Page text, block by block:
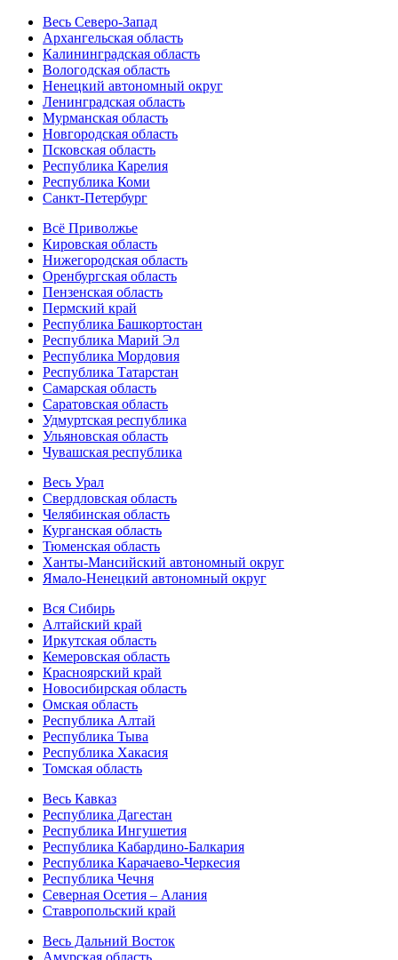
Весь Северо-Запад
Архангельская область
Калининградская область
Вологодская область
Ненецкий автономный округ
Ленинградская область
Мурманская область
Новгородская область
Псковская область
Республика Карелия
Республика Коми
Санкт-Петербург
Всё Приволжье
Кировская область
Нижегородская область
Оренбургская область
Пензенская область
Пермский край
Республика Башкортостан
Республика Марий Эл
Республика Мордовия
Республика Татарстан
Самарская область
Саратовская область
Удмуртская республика
Ульяновская область
Чувашская республика
Весь Урал
Свердловская область
Челябинская область
Курганская область
Тюменская область
Ханты-Мансийский автономный округ
Ямало-Ненецкий автономный округ
Вся Сибирь
Алтайский край
Иркутская область
Кемеровская область
Красноярский край
Новосибирская область
Омская область
Республика Алтай
Республика Тыва
Республика Хакасия
Томская область
Весь Кавказ
Республика Дагестан
Республика Ингушетия
Республика Кабардино-Балкария
Республика Карачаево-Черкесия
Республика Чечня
Северная Осетия – Алания
Ставропольский край
Весь Дальний Восток
Амурская область